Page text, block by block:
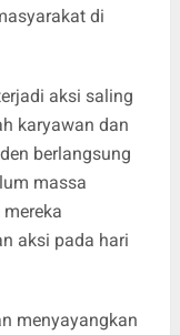
di
aksi saling
karyawan dan
berlangsung
massa
aksi pada hari
menyayangkan